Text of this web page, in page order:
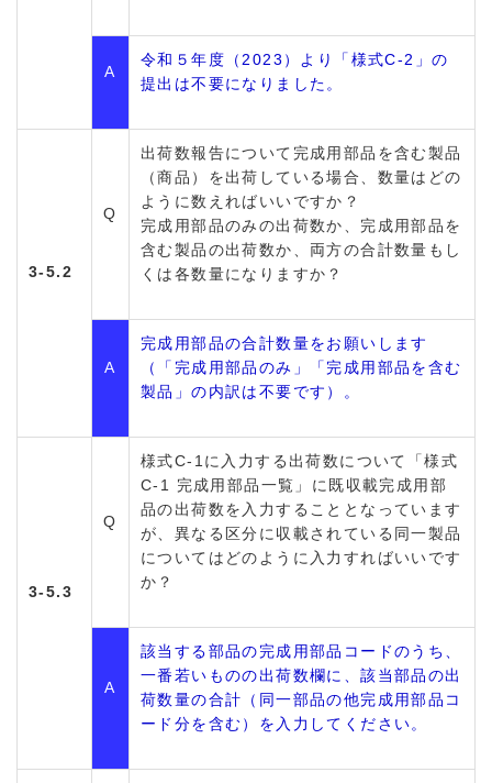
A
令和５年度（2023）より「様式C-2」の
提出は不要になりました。
3-5.2
Q
出荷数報告について完成用部品を含む製品
（商品）を出荷している場合、数量はどの
ように数えればいいですか？
完成用部品のみの出荷数か、完成用部品を
含む製品の出荷数か、両方の合計数量もし
くは各数量になりますか？
A
完成用部品の合計数量をお願いします
（「完成用部品のみ」「完成用部品を含む
製品」の内訳は不要です）。
3-5.3
Q
様式C-1に入力する出荷数について「様式
C-1 完成用部品一覧」に既収載完成用部
品の出荷数を入力することとなっています
が、異なる区分に収載されている同一製品
についてはどのように入力すればいいです
か？
A
該当する部品の完成用部品コードのうち、
一番若いものの出荷数欄に、該当部品の出
荷数量の合計（同一部品の他完成用部品コ
ード分を含む）を入力してください。